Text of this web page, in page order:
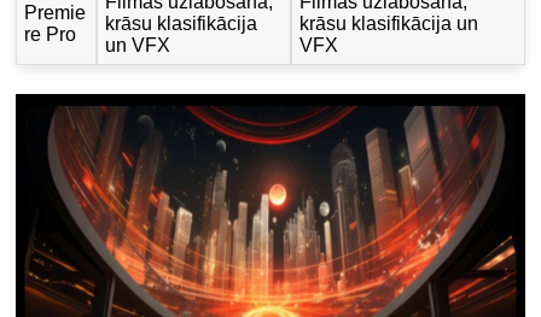
Premie
re Pro
krāsu klasifikācija
un VFX
krāsu klasifikācija un
VFX